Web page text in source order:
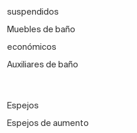
suspendidos
Muebles de baño
económicos
Auxiliares de baño
Espejos
Espejos de aumento